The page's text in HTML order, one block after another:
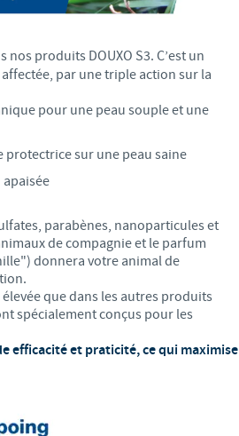
produits DOUXO S3. C’est un
par une triple action sur la
pour une peau souple et une
sur une peau saine
parabènes, nanoparticules et
de compagnie et le parfum
donnera votre animal de
que dans les autres produits
spécialement conçus pour les
efficacité et praticité, ce qui maximise